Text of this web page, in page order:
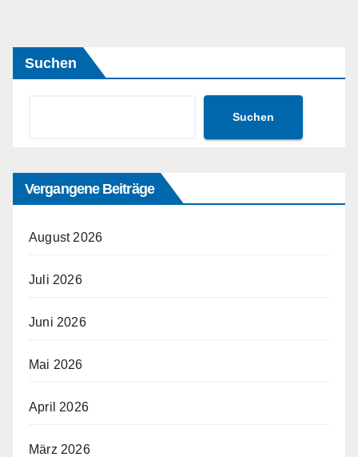
Suchen
Suchen
Vergangene Beiträge
August 2026
Juli 2026
Juni 2026
Mai 2026
April 2026
März 2026